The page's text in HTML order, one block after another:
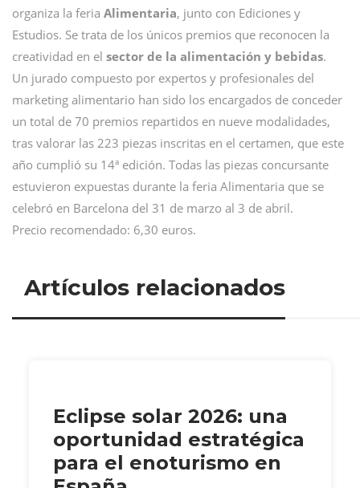
organiza la feria Alimentaria, junto con Ediciones y
Estudios. Se trata de los únicos premios que reconocen la
creatividad en el sector de la alimentación y bebidas.
Un jurado compuesto por expertos y profesionales del
marketing alimentario han sido los encargados de conceder
un total de 70 premios repartidos en nueve modalidades,
tras valorar las 223 piezas inscritas en el certamen, que este
año cumplió su 14ª edición. Todas las piezas concursante
estuvieron expuestas durante la feria Alimentaria que se
celebró en Barcelona del 31 de marzo al 3 de abril.
Precio recomendado: 6,30 euros.
Artículos relacionados
Eclipse solar 2026: una
oportunidad estratégica
para el enoturismo en